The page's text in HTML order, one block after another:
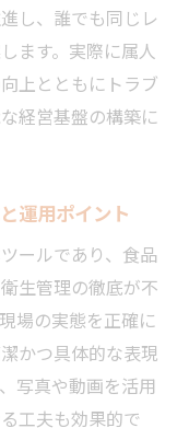
し、誰でも同じレ
ます。実際に属人
上とともにトラブ
経営基盤の構築に
運用ポイント
ールであり、食品
生管理の徹底が不
場の実態を正確に
かつ具体的な表現
写真や動画を活用
工夫も効果的で